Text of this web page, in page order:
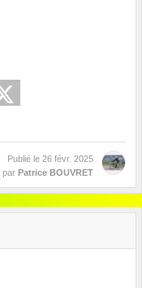
Publié le 26 févr. 2025
par Patrice BOUVRET